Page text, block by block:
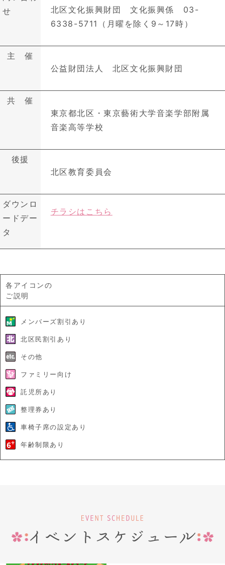
せ
北区文化振興財団 文化振興係 03-
6338-5711（月曜を除く9～17時）
主 催
公益財団法人 北区文化振興財団
共 催
東京都北区・東京藝術大学音楽学部附属
音楽高等学校
後援
北区教育委員会
ダウンロ
ードデー
タ
チラシはこちら
各アイコンの
ご説明
メンバーズ割引あり
北区民割引あり
その他
ファミリー向け
託児所あり
整理券あり
車椅子席の設定あり
年齢制限あり